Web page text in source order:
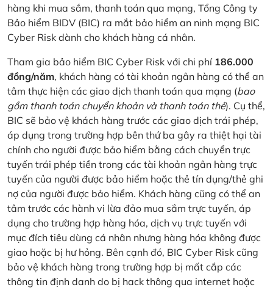
hàng khi mua sắm, thanh toán qua mạng, Tổng Công ty
Bảo hiểm BIDV (BIC) ra mắt bảo hiểm an ninh mạng BIC
Cyber Risk dành cho khách hàng cá nhân.
Tham gia bảo hiểm BIC Cyber Risk với chi phí 186.000
đồng/năm, khách hàng có tài khoản ngân hàng có thể an
tâm thực hiện các giao dịch thanh toán qua mạng (bao
gồm thanh toán chuyển khoản và thanh toán thẻ). Cụ thể,
BIC sẽ bảo vệ khách hàng trước các giao dịch trái phép,
áp dụng trong trường hợp bên thứ ba gây ra thiệt hại tài
chính cho người được bảo hiểm bằng cách chuyển trực
tuyến trái phép tiền trong các tài khoản ngân hàng trực
tuyến của người được bảo hiểm hoặc thẻ tín dụng/thẻ ghi
nợ của người được bảo hiểm. Khách hàng cũng có thể an
tâm trước các hành vi lừa đảo mua sắm trực tuyến, áp
dụng cho trường hợp hàng hóa, dịch vụ trực tuyến với
mục đích tiêu dùng cá nhân nhưng hàng hóa không được
giao hoặc bị hư hỏng. Bên cạnh đó, BIC Cyber Risk cũng
bảo vệ khách hàng trong trường hợp bị mất cắp các
thông tin định danh do bị hack thông qua internet hoặc